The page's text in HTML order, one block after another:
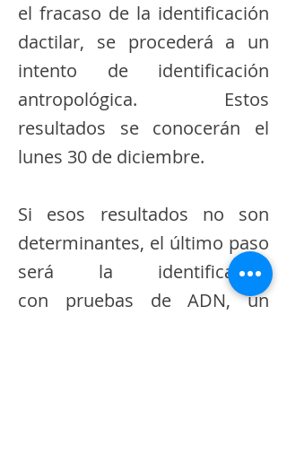
el fracaso de la identificación
dactilar, se procederá a un
intento de identificación
antropológica. Estos
resultados se conocerán el
lunes 30 de diciembre.
Si esos resultados no son
determinantes, el último paso
será la identificación
con pruebas de ADN, un